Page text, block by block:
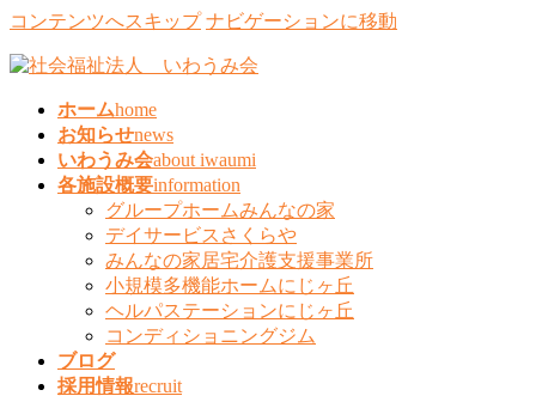
コンテンツへスキップ ナビゲーションに移動
ホームhome
お知らせnews
いわうみ会about iwaumi
各施設概要information
グループホームみんなの家
デイサービスさくらや
みんなの家居宅介護支援事業所
小規模多機能ホームにじヶ丘
ヘルパステーションにじヶ丘
コンディショニングジム
ブログ
採用情報recruit